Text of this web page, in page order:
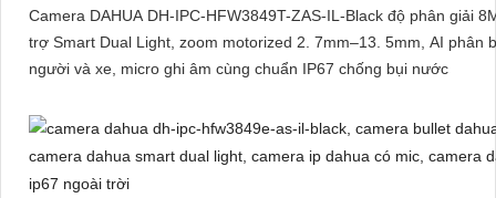
Camera DAHUA DH-IPC-HFW3849T-ZAS-IL-Black độ phân giải
trợ Smart Dual Light, zoom motorized 2. 7mm–13. 5mm, AI phân
người và xe, micro ghi âm cùng chuẩn IP67 chống bụi nước